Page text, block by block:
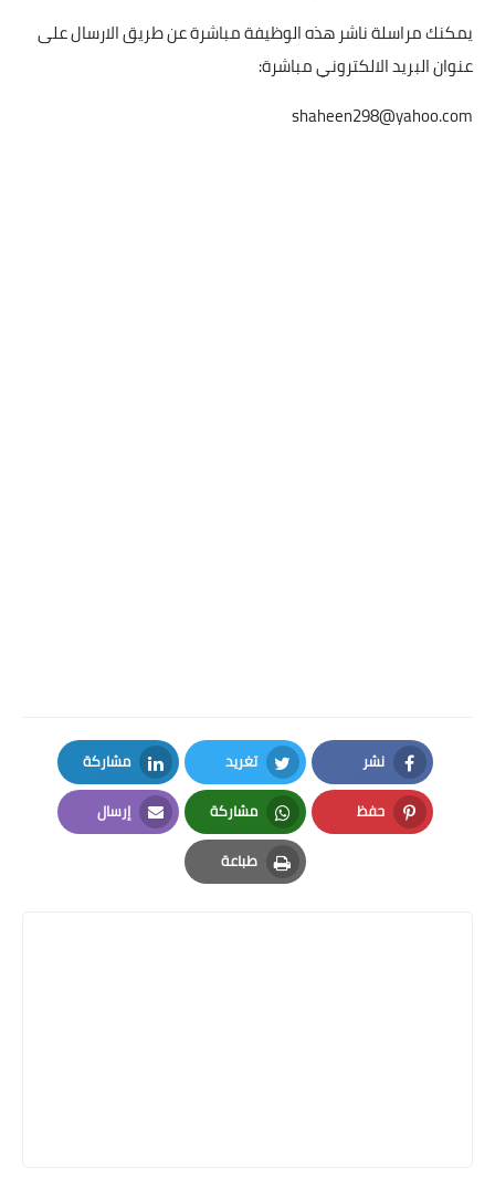
يمكنك مراسلة ناشر هذه الوظيفة مباشرة عن طريق الارسال على
عنوان البريد الالكتروني مباشرة:
shaheen298@yahoo.com
نشر
Facebook
تغريد
Twitter
مشاركة
LinkedIn
حفظ
Pinterest
مشاركة
Whatsapp
إرسال
Email
طباعة
Print